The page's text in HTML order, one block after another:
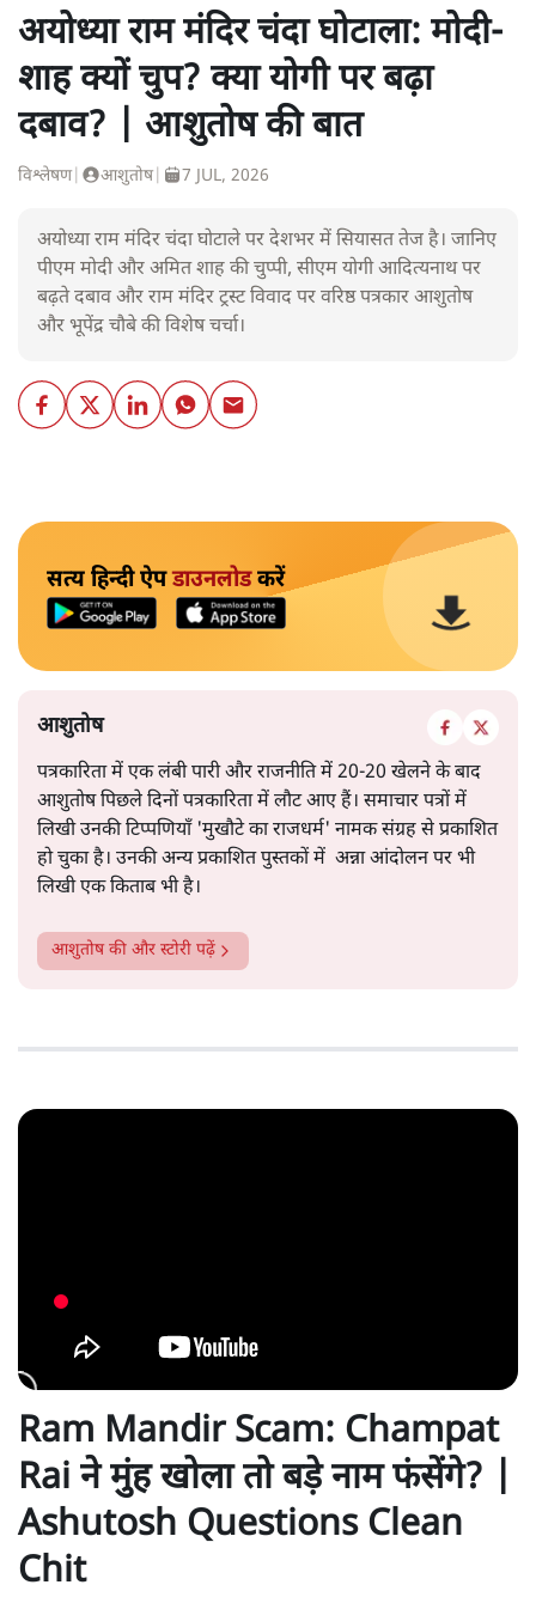
अयोध्या राम मंदिर चंदा घोटाला: मोदी-
शाह क्यों चुप? क्या योगी पर बढ़ा
दबाव? | आशुतोष की बात
विश्लेषण| आशुतोष| 7 JUL, 2026
अयोध्या राम मंदिर चंदा घोटाले पर देशभर में सियासत तेज है। जानिए
पीएम मोदी और अमित शाह की चुप्पी, सीएम योगी आदित्यनाथ पर
बढ़ते दबाव और राम मंदिर ट्रस्ट विवाद पर वरिष्ठ पत्रकार आशुतोष
और भूपेंद्र चौबे की विशेष चर्चा।
सत्य हिन्दी ऐपडाउनलोडकरें
आशुतोष
पत्रकारिता में एक लंबी पारी और राजनीति में 20-20 खेलने के बाद
आशुतोष पिछले दिनों पत्रकारिता में लौट आए हैं। समाचार पत्रों में
लिखी उनकी टिप्पणियाँ 'मुखौटे का राजधर्म' नामक संग्रह से प्रकाशित
हो चुका है। उनकी अन्य प्रकाशित पुस्तकों में अन्ना आंदोलन पर भी
लिखी एक किताब भी है।
आशुतोषकी और स्टोरी पढ़ें
Ram Mandir Scam: Champat
Rai ने मुंह खोला तो बड़े नाम फंसेंगे? |
Ashutosh Questions Clean
Chit